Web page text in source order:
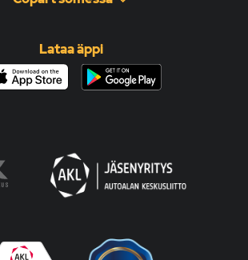
Lataa äppi